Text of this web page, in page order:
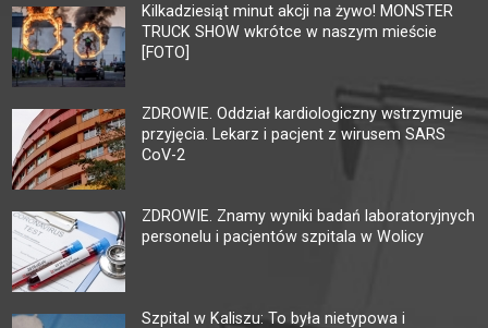
Kilkadziesiąt minut akcji na żywo! MONSTER
TRUCK SHOW wkrótce w naszym mieście
[FOTO]
ZDROWIE. Oddział kardiologiczny wstrzymuje
przyjęcia. Lekarz i pacjent z wirusem SARS
CoV-2
ZDROWIE. Znamy wyniki badań laboratoryjnych
personelu i pacjentów szpitala w Wolicy
Szpital w Kaliszu: To była nietypowa i